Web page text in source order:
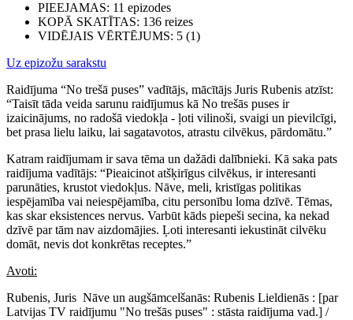
PIEEJAMAS: 11 epizodes
KOPĀ SKATĪTAS: 136 reizes
VIDĒJAIS VĒRTĒJUMS: 5 (1)
Uz epizožu sarakstu
Raidījuma “No trešā puses” vadītājs, mācītājs Juris Rubenis atzīst:
“Taisīt tāda veida sarunu raidījumus kā No trešās puses ir
izaicinājums, no radošā viedokļa - ļoti vilinoši, svaigi un pievilcīgi,
bet prasa lielu laiku, lai sagatavotos, atrastu cilvēkus, pārdomātu.”
Katram raidījumam ir sava tēma un dažādi dalībnieki. Kā saka pats
raidījuma vadītājs: “Pieaicinot atšķirīgus cilvēkus, ir interesanti
parunāties, krustot viedokļus. Nāve, meli, kristīgas politikas
iespējamība vai neiespējamība, citu personību loma dzīvē. Tēmas,
kas skar eksistences nervus. Varbūt kāds piepeši secina, ka nekad
dzīvē par tām nav aizdomājies. Ļoti interesanti iekustināt cilvēku
domāt, nevis dot konkrētas receptes.”
Avoti:
Rubenis, Juris Nāve un augšāmcelšanās: Rubenis Lieldienās : [par
Latvijas TV raidījumu "No trešās puses" : stāsta raidījuma vad.] /